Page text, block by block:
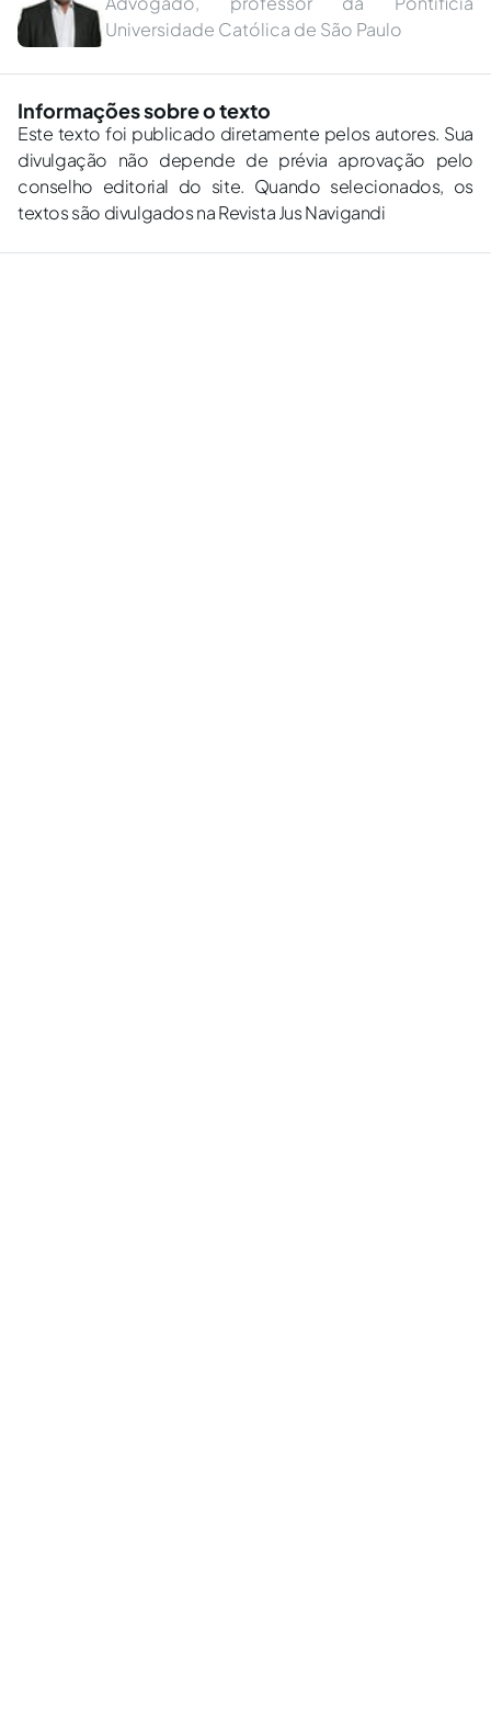
Universidade Católica de São Paulo
Informações sobre o texto
Este texto foi publicado diretamente pelos autores. Sua
divulgação não depende de prévia aprovação pelo
conselho editorial do site. Quando selecionados, os
textos são divulgados na Revista Jus Navigandi